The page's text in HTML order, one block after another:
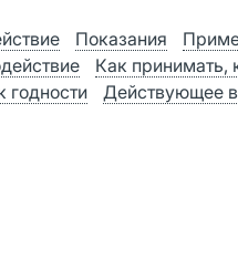
Показания
Как принимать,
годности Действующее